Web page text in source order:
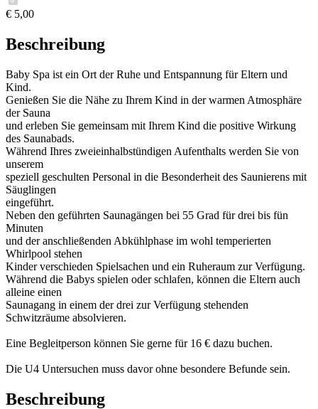
€ 5,00
Beschreibung
Baby Spa ist ein Ort der Ruhe und Entspannung für Eltern und
Kind.
Genießen Sie die Nähe zu Ihrem Kind in der warmen Atmosphäre
der Sauna
und erleben Sie gemeinsam mit Ihrem Kind die positive Wirkung
des Saunabads.
Während Ihres zweieinhalbstündigen Aufenthalts werden Sie von
unserem
speziell geschulten Personal in die Besonderheit des Saunierens mit
Säuglingen
eingeführt.
Neben den geführten Saunagängen bei 55 Grad für drei bis fün
Minuten
und der anschließenden Abkühlphase im wohl temperierten
Whirlpool stehen
Kinder verschieden Spielsachen und ein Ruheraum zur Verfügung.
Während die Babys spielen oder schlafen, können die Eltern auch
alleine einen
Saunagang in einem der drei zur Verfügung stehenden
Schwitzräume absolvieren.
Eine Begleitperson können Sie gerne für 16 € dazu buchen.
Die U4 Untersuchen muss davor ohne besondere Befunde sein.
Beschreibung